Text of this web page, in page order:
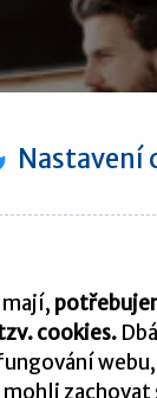
Nastavení
mají,
cookies.